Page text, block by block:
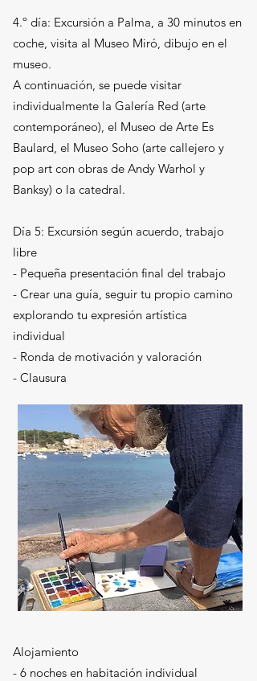
4.º día: Excursión a Palma, a 30 minutos en
coche, visita al Museo Miró, dibujo en el
museo.
A continuación, se puede visitar
individualmente la Galería Red (arte
contemporáneo), el Museo de Arte Es
Baulard, el Museo Soho (arte callejero y
pop art con obras de Andy Warhol y
Banksy) o la catedral.
Día 5: Excursión según acuerdo, trabajo
libre
- Pequeña presentación final del trabajo​
- Crear una guía, seguir tu propio camino
explorando tu expresión artística
individual
- Ronda de motivación y valoración
- Clausura
Alojamiento​​
- 6 noches en habitación individual